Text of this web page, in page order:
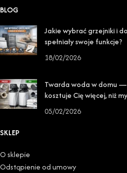
BLOG
Jakie wybrać grzejniki i
spełniały swoje funkcje?
18/02/2026
Twarda woda w domu
kosztuje Cię więcej, niż
05/02/2026
SKLEP
O sklepie
Odstąpienie od umowy